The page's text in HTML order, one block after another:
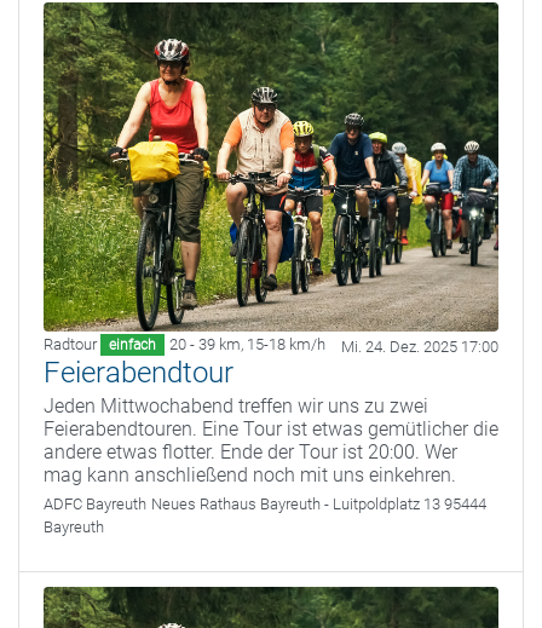
Radtour einfach 20 - 39 km, 15-18 km/h Mi. 24. Dez. 2025 17:00
Feierabendtour
Jeden Mittwochabend treffen wir uns zu zwei
Feierabendtouren. Eine Tour ist etwas gemütlicher die
andere etwas flotter. Ende der Tour ist 20:00. Wer
mag kann anschließend noch mit uns einkehren.
ADFC Bayreuth Neues Rathaus Bayreuth - Luitpoldplatz 13 95444
Bayreuth